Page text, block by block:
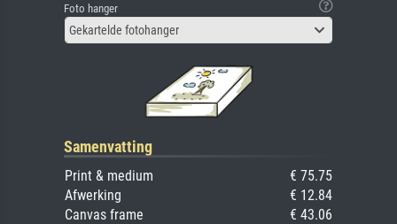
Foto hanger
Gekartelde fotohanger
Samenvatting
Print & medium
€ 75.75
Afwerking
€ 12.84
Canvas frame
€ 43.06